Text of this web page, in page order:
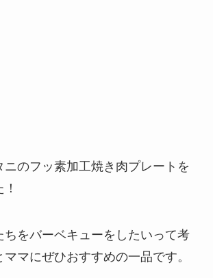
ニのフッ素加工焼き肉プレートを
ちをバーベキューをしたいって考
マにぜひおすすめの一品です。